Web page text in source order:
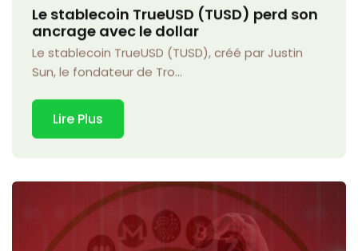
Le stablecoin TrueUSD (TUSD) perd son
ancrage avec le dollar
Le stablecoin TrueUSD (TUSD), créé par Justin
Sun, le fondateur de Tro...
Lire Plus